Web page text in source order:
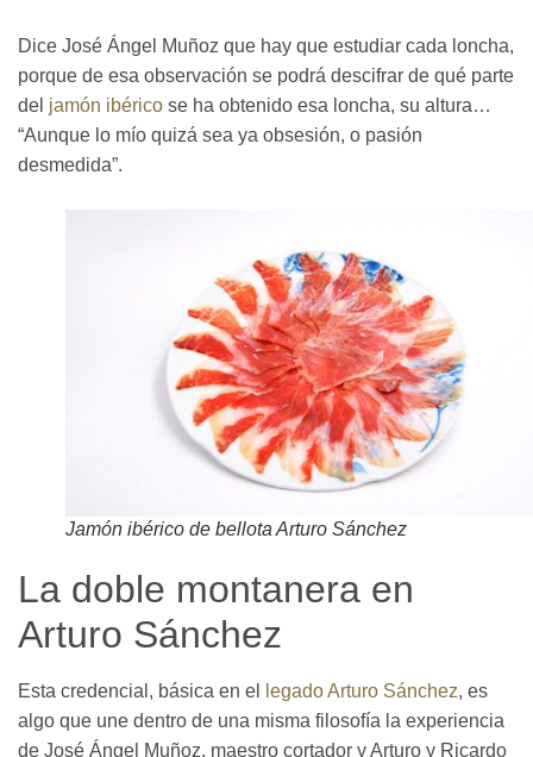
Dice José Ángel Muñoz que hay que estudiar cada loncha,
porque de esa observación se podrá descifrar de qué parte
del jamón ibérico se ha obtenido esa loncha, su altura…
“Aunque lo mío quizá sea ya obsesión, o pasión
desmedida”.
Jamón ibérico de bellota Arturo Sánchez
La doble montanera en
Arturo Sánchez
Esta credencial, básica en el legado Arturo Sánchez, es
algo que une dentro de una misma filosofía la experiencia
de José Ángel Muñoz, maestro cortador y Arturo y Ricardo